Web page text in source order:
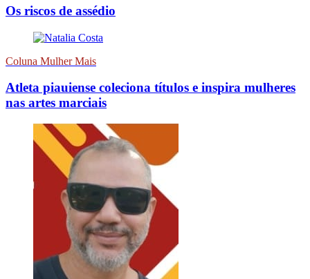
Os riscos de assédio
Coluna Mulher Mais
Atleta piauiense coleciona títulos e inspira mulheres
nas artes marciais